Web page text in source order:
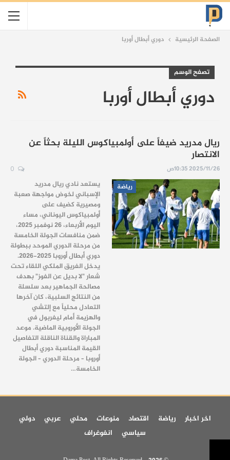
الصفحة الرئيسية دوري أبطال أوربا
تصفح الوسم
دوري أبطال أوربا
ريال مدريد ضيفاً على أولمبياكوس الليلة بحثاً عن
الانتصار
2025/11/26 10:35ص
رياضة
يستعد نادي ريال مدريد
الإسباني لخوض مواجهة صعبة
ومصيرية كضيف على
أولمبياكوس اليوناني، مساء
اليوم الأربعاء، 26 نوفمبر 2025،
ضمن منافسات الجولة الخامسة
من مرحلة الدوري الموحد ببطولة
دوري أبطال أوروبا 2025-2026.
يدخل الفريق الملكي اللقاء تحت
شعار "لا بديل عن الفوز" بهدف
مصالحة الجماهير بعد سلسلة
من النتائج السلبية، كان آخرها
التعادل محلياً مع إلتشي
والهزيمة أمام ليفربول في
الجولة الأوروبية الماضية. موعد
المباراة والقناة الناقلة التفاصيل
القيمة المناسبة دوري أبطال
أوروبا – مرحلة الدوري – الجولة
الخامسة…
اخر اخبار رياضة اقتصاد منوعات محلي عربي
دولي
سياسي
انفوغراف